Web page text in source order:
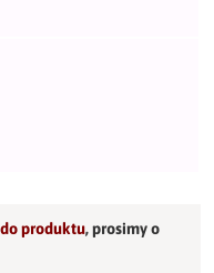
produktu,prosimy o